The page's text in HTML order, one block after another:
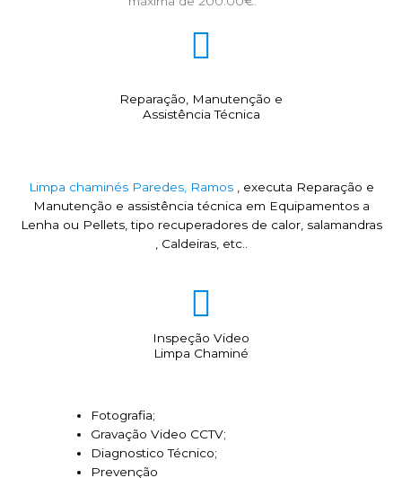
Reparação, Manutenção e
Assistência Técnica
Limpa chaminés Paredes, Ramos , executa Reparação e
Manutenção e assistência técnica em Equipamentos a
Lenha ou Pellets, tipo recuperadores de calor, salamandras
, Caldeiras, etc..
Inspeção Video
Limpa Chaminé
Fotografia;
Gravação Video CCTV;
Diagnostico Técnico;
Prevenção